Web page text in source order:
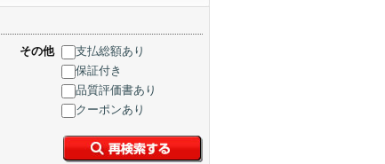
その他
支払総額あり
保証付き
品質評価書あり
クーポンあり